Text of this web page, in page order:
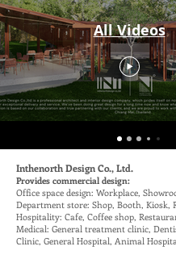
All Videos
Inthenorth Design Co., Ltd.
Provides commercial design:
Office space design: Workplace,
Department store: Shop, Booth, Kiosk,
Hospitality: Cafe, Coffee shop,
Medical: General treatment clinic,
Clinic, General Hospital, Animal